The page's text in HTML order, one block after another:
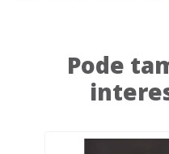
Pode